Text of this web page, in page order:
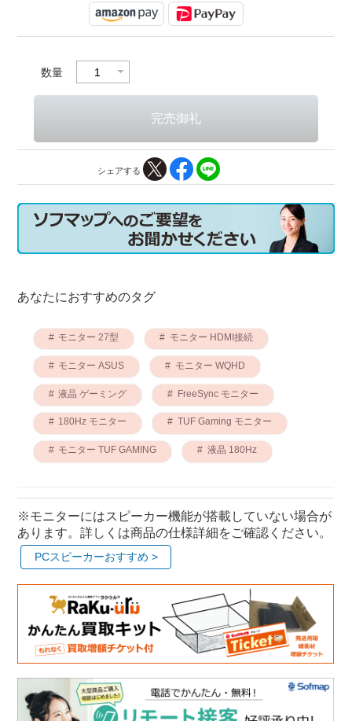
数量
シェアする
あなたにおすすめのタグ
モニター 27型 モニター HDMI接続
モニター ASUS モニター WQHD
液晶 ゲーミング FreeSync モニター
180Hz モニター TUF Gaming モニター
モニター TUF GAMING 液晶 180Hz
※モニターにはスピーカー機能が搭載していない場合が
あります。詳しくは商品の仕様詳細をご確認ください。
PCスピーカーおすすめ >